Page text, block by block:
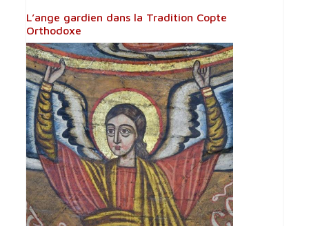
L’ange gardien dans la Tradition Copte
Orthodoxe